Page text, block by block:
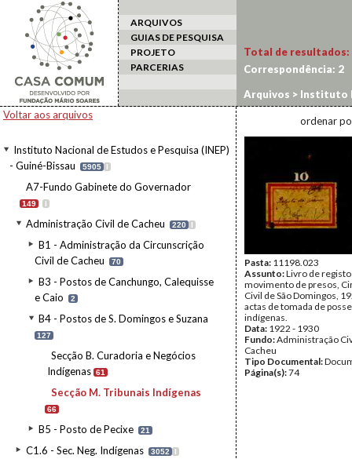
ARQUIVOS
GUIAS DE PESQUISA
PROJETO
PARCERIAS
Voltar aos arquivos
Instituto Nacional de Estudos e Pesquisa (INEP)
- Guiné-Bissau
5905 I
A7-Fundo Gabinete do Governador
149 I
Administração Civil de Cacheu 220 I
B1 - Administração da Circunscrição
Civil de Cacheu
70
B3 - Postos de Canchungo, Calequisse
e Caio
2
B4 - Postos de S. Domingos e Suzana
127
Secção B. Curadoria e Negócios
Indígenas 61
Secção M. Tribunais Indígenas
66
B5 - Posto de Pecixe 21
C1.6 - Sec. Neg. Indígenas 3052 I
Total de resultados:
Correspondência: 2
Arquivos > Instituto
Cacheu>B4 - Postos
ordenar
Pasta: 11198.023
Assunto:Livro de
movimento de presos,
Civil de São Domingos,
actas de tomada de
indígenas.
Data: 1922 - 1930
Fundo:Administração
Cacheu
Tipo Documental:
Página(s):74